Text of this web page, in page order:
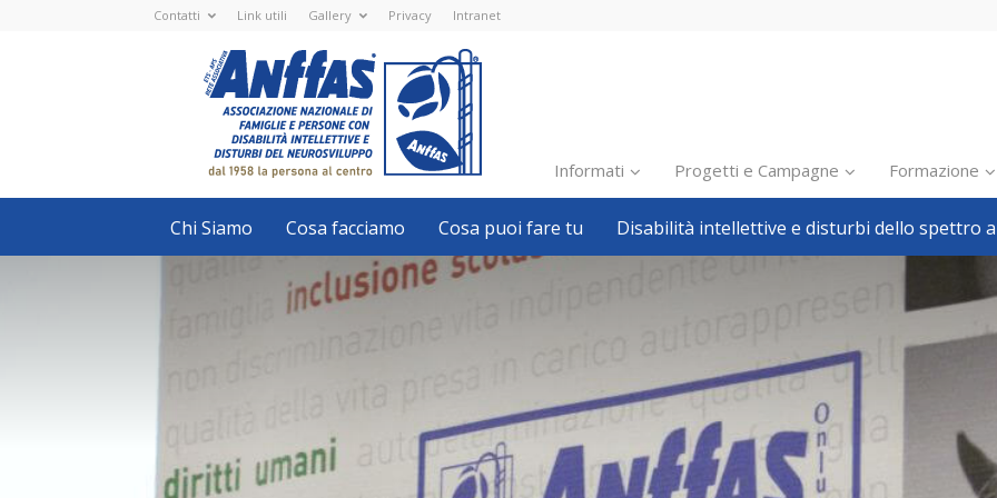
Contatti Link utili Gallery Privacy Intranet
Nazionale
ETS
-
APS
Associazione
Nazionale
di
Famiglie
e
con
disabilità
intellettive
neurosviluppo
Informati
Inclusione scolastica
Inclusione lavorativa
Politiche sociali
Pillole
Formazione
Avvisi, bandi
Welfare locale
Progetti e Campagne Formazione
Chi Siamo Cosa facciamo Cosa puoi fare tu Disabilità intellettive e disturbi dello spettro